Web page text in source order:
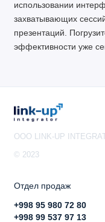
использовании
захватывающих
презентаций.
эффективности уже
OOO LINK-UP
© 2023
Отдел продаж
+998 95 980 72 80
+998 99 537 97 13